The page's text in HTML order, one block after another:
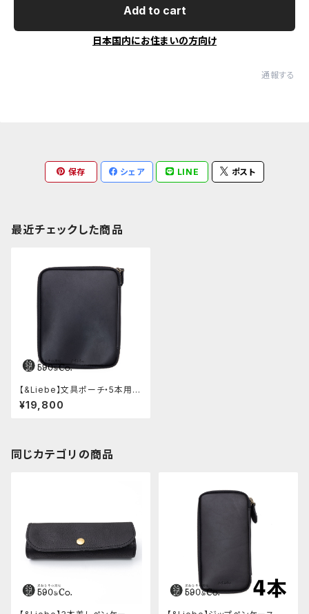
Add to cart
日本国内にお住まいの方向け
通報する
保存 シェア LINE ポスト
最近チェックした商品
【&Liebe】文具ポーチ・5本用
(スムースブラック)
¥19,800
同じカテゴリの商品